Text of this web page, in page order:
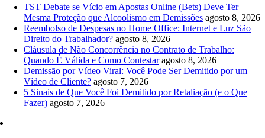
TST Debate se Vício em Apostas Online (Bets) Deve Ter
Mesma Proteção que Alcoolismo em Demissões agosto 8, 2026
Reembolso de Despesas no Home Office: Internet e Luz São
Direito do Trabalhador? agosto 8, 2026
Cláusula de Não Concorrência no Contrato de Trabalho:
Quando É Válida e Como Contestar agosto 8, 2026
Demissão por Vídeo Viral: Você Pode Ser Demitido por um
Vídeo de Cliente? agosto 7, 2026
5 Sinais de Que Você Foi Demitido por Retaliação (e o Que
Fazer) agosto 7, 2026